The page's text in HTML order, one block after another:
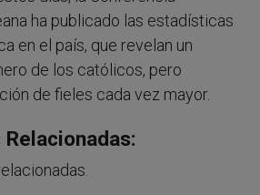
ha publicado las estadísticas
en el país, que revelan un
de los católicos, pero
de fieles cada vez mayor.